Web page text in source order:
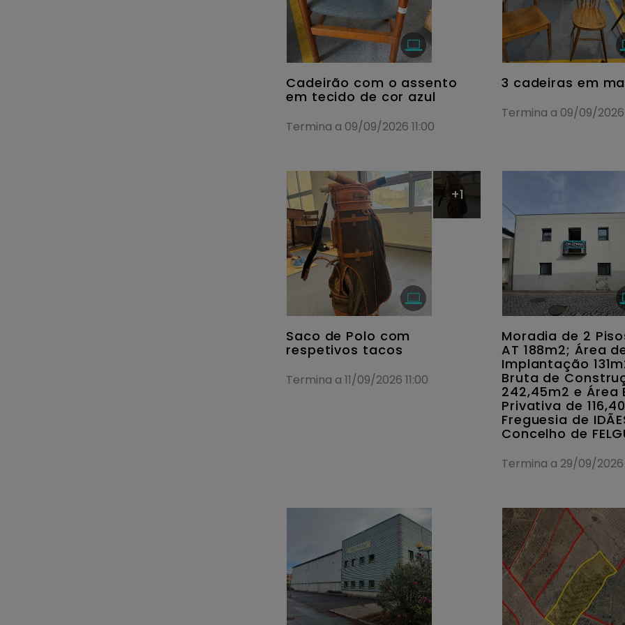
Cadeirão com o assento
em tecido de cor azul
Termina a 09/09/2026 11:00
3 cadeiras em
Termina a 09/09/2026
+1
Saco de Polo com
respetivos tacos
Termina a 11/09/2026 11:00
Moradia de 2
AT 188m2; Área
Implantação
Bruta de
242,45m2 e Área
Privativa de
Freguesia de
Concelho de
Termina a 29/09/2026